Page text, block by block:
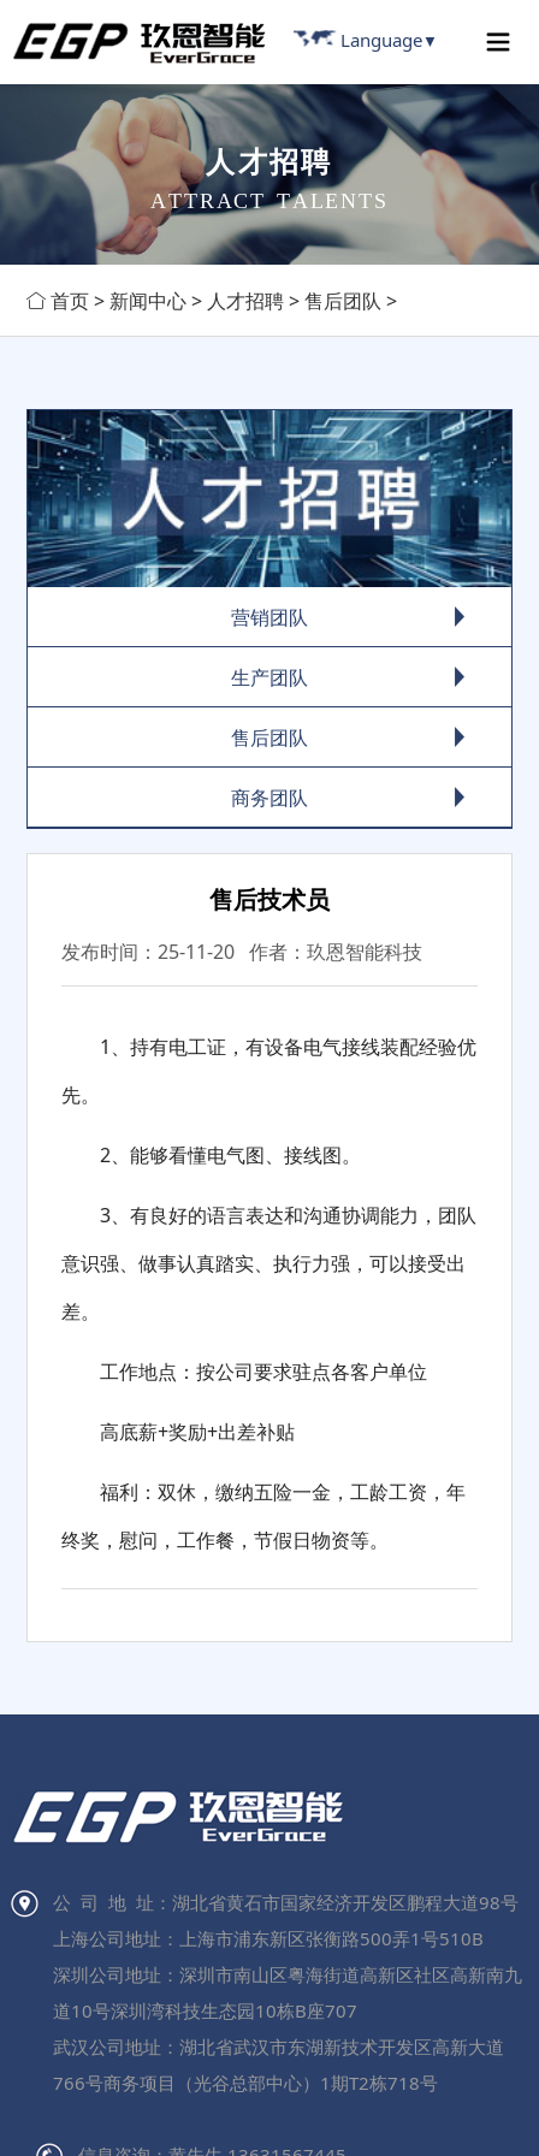
Language▼
人才招聘
ATTRACT TALE NTS
首页> 新闻中心> 人才招聘>售后团队 >
营销团队
生产团队
售后团队
商务团队
售后技术员
发布时间：25-11-20 作者：玖恩智能科技
1、持有电工证，有设备电气接线装配经验优
先。
2、能够看懂电气图、接线图。
3、有良好的语言表达和沟通协调能力，团队
意识强、做事认真踏实、执行力强，可以接受出
差。
工作地点：按公司要求驻点各客户单位
高底薪+奖励+出差补贴
福利：双休，缴纳五险一金，工龄工资，年
终奖，慰问，工作餐，节假日物资等。
公 司 地 址：湖北省黄石市国家经济开发区鹏程大道98号
上海公司地址：上海市浦东新区张衡路500弄1号510B
深圳公司地址：深圳市南山区粤海街道高新区社区高新南九
道10号深圳湾科技生态园10栋B座707
武汉公司地址：湖北省武汉市东湖新技术开发区高新大道
766号商务项目（光谷总部中心）1期T2栋718号